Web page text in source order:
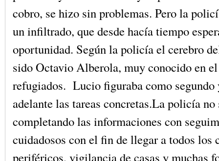
cobro, se hizo sin problemas. Pero la
un infiltrado, que desde hacía tiempo
oportunidad. Según la policía el cerebro
sido Octavio Alberola, muy conocido en
refugiados. Lucio figuraba como segundo
adelante las tareas concretas.La policía no
completando las informaciones con
cuidadosos con el fin de llegar a todos los
periféricos, vigilancia de casas y muchas